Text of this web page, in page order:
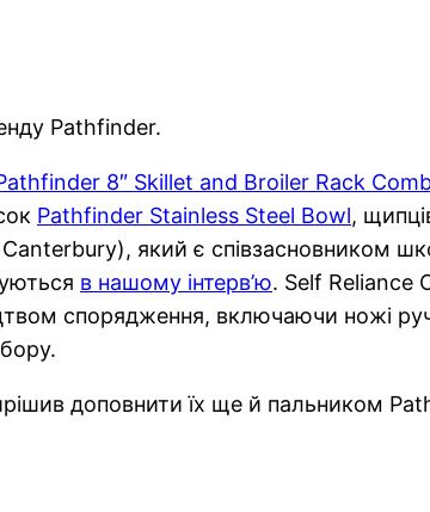
Pathfinder.
8″ Skillet and Broiler Rack
Pathfinder Stainless Steel Bowl,
який є співзасновником
в нашому інтерв’ю. Self Reliance
спорядження, включаючи ножі
доповнити їх ще й пальником